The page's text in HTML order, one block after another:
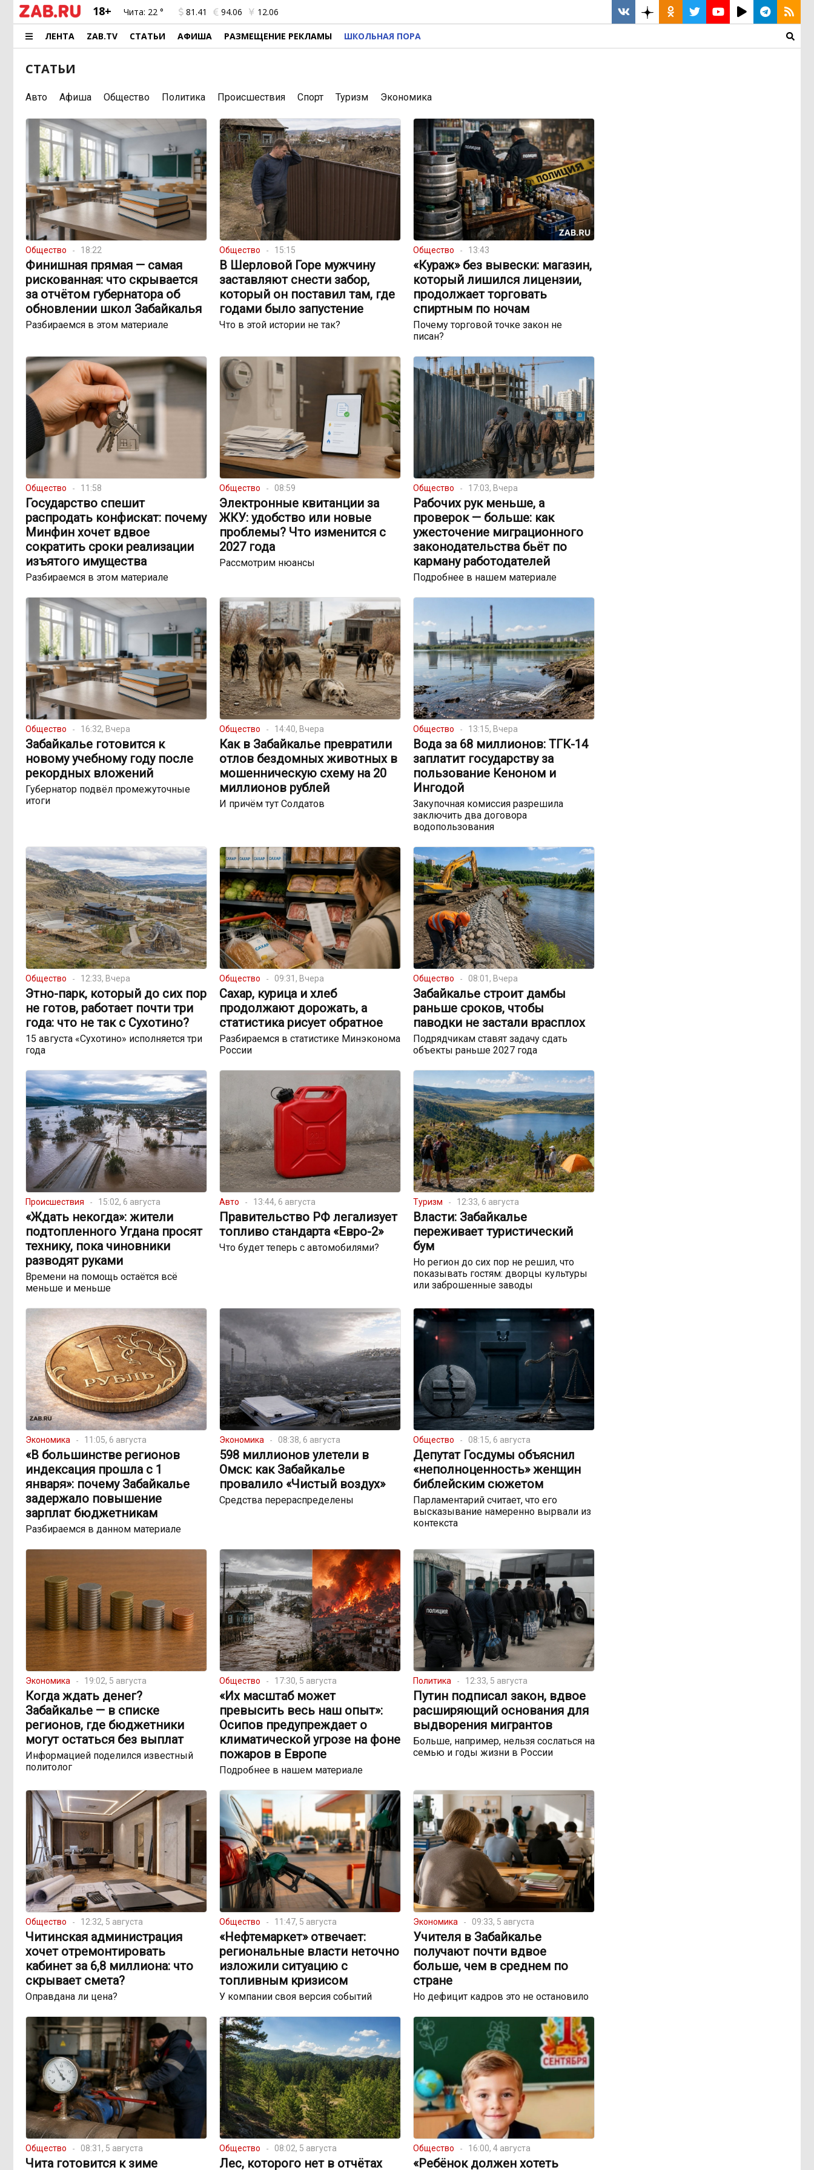
18+ Чита: 22 ° 81.41 94.06 12.06
ЛЕНТА ZAB.TV СТАТЬИ АФИША РАЗМЕЩЕНИЕ РЕКЛАМЫ ШКОЛЬНАЯ ПОРА
СТАТЬИ
Авто Афиша Общество Политика Происшествия Спорт Туризм Экономика
Общество 18:22
Финишная прямая — самая
рискованная: что скрывается
за отчётом губернатора об
обновлении школ Забайкалья
Разбираемся в этом материале
Общество 15:15
В Шерловой Горе мужчину
заставляют снести забор,
который он поставил там, где
годами было запустение
Что в этой истории не так?
Общество 13:43
«Кураж» без вывески: магазин,
который лишился лицензии,
продолжает торговать
спиртным по ночам
Почему торговой точке закон не
писан?
Общество 11:58
Государство спешит
распродать конфискат: почему
Минфин хочет вдвое
сократить сроки реализации
изъятого имущества
Разбираемся в этом материале
Общество 08:59
Электронные квитанции за
ЖКУ: удобство или новые
проблемы? Что изменится с
2027 года
Рассмотрим нюансы
Общество 17:03, Вчера
Рабочих рук меньше, а
проверок — больше: как
ужесточение миграционного
законодательства бьёт по
карману работодателей
Подробнее в нашем материале
Общество 16:32, Вчера
Забайкалье готовится к
новому учебному году после
рекордных вложений
Губернатор подвёл промежуточные
итоги
Общество 14:40, Вчера
Как в Забайкалье превратили
отлов бездомных животных в
мошенническую схему на 20
миллионов рублей
И причём тут Солдатов
Общество 13:15, Вчера
Вода за 68 миллионов: ТГК-14
заплатит государству за
пользование Кеноном и
Ингодой
Закупочная комиссия разрешила
заключить два договора
водопользования
Общество 12:33, Вчера
Этно-парк, который до сих пор
не готов, работает почти три
года: что не так с Сухотино?
15 августа «Сухотино» исполняется три
года
Общество 09:31, Вчера
Сахар, курица и хлеб
продолжают дорожать, а
статистика рисует обратное
Разбираемся в статистике Минэконома
России
Общество 08:01, Вчера
Забайкалье строит дамбы
раньше сроков, чтобы
паводки не застали врасплох
Подрядчикам ставят задачу сдать
объекты раньше 2027 года
Происшествия 15:02, 6 августа
«Ждать некогда»: жители
подтопленного Угдана просят
технику, пока чиновники
разводят руками
Времени на помощь остаётся всё
меньше и меньше
Авто 13:44, 6 августа
Правительство РФ легализует
топливо стандарта «Евро-2»
Что будет теперь с автомобилями?
Туризм 12:33, 6 августа
Власти: Забайкалье
переживает туристический
бум
Но регион до сих пор не решил, что
показывать гостям: дворцы культуры
или заброшенные заводы
Экономика 11:05, 6 августа
«В большинстве регионов
индексация прошла с 1
января»: почему Забайкалье
задержало повышение
зарплат бюджетникам
Разбираемся в данном материале
Экономика 08:38, 6 августа
598 миллионов улетели в
Омск: как Забайкалье
провалило «Чистый воздух»
Средства перераспределены
Общество 08:15, 6 августа
Депутат Госдумы объяснил
«неполноценность» женщин
библейским сюжетом
Парламентарий считает, что его
высказывание намеренно вырвали из
контекста
Экономика 19:02, 5 августа
Когда ждать денег?
Забайкалье — в списке
регионов, где бюджетники
могут остаться без выплат
Информацией поделился известный
политолог
Общество 17:30, 5 августа
«Их масштаб может
превысить весь наш опыт»:
Осипов предупреждает о
климатической угрозе на фоне
пожаров в Европе
Подробнее в нашем материале
Политика 12:33, 5 августа
Путин подписал закон, вдвое
расширяющий основания для
выдворения мигрантов
Больше, например, нельзя сослаться на
семью и годы жизни в России
Общество 12:32, 5 августа
Читинская администрация
хочет отремонтировать
кабинет за 6,8 миллиона: что
скрывает смета?
Оправдана ли цена?
Общество 11:47, 5 августа
«Нефтемаркет» отвечает:
региональные власти неточно
изложили ситуацию с
топливным кризисом
У компании своя версия событий
Экономика 09:33, 5 августа
Учителя в Забайкалье
получают почти вдвое
больше, чем в среднем по
стране
Но дефицит кадров это не остановило
Общество 08:31, 5 августа
Чита готовится к зиме
Общество 08:02, 5 августа
Лес, которого нет в отчётах
Общество 16:00, 4 августа
«Ребёнок должен хотеть